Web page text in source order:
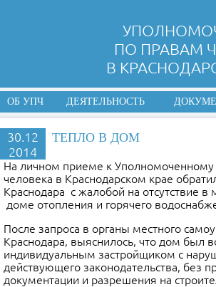
ПО ПРАВАМ
В
ОБ УПЧ ДЕЯТЕЛЬНОСТЬ
30.12
2014
ТЕПЛО В ДОМ
На личном приеме к Уполномоченному
человека в Краснодарском крае
Краснодара с жалобой на отсутствие в
доме отопления и горячего
После запроса в органы местного
Краснодара, выяснилось, что дом был
индивидуальным застройщиком с
действующего законодательства, без
документации и разрешения на